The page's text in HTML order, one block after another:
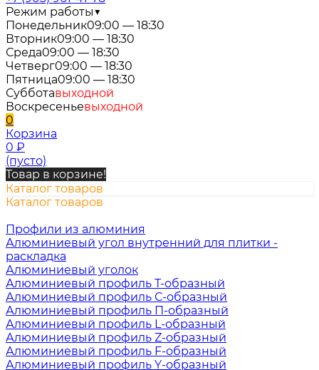
Режим работы▼
Понедельник09:00 — 18:30
Вторник09:00 — 18:30
Среда09:00 — 18:30
Четверг09:00 — 18:30
Пятница09:00 — 18:30
Субботавыходной
Воскресеньевыходной
0
Корзина
0 ₽
(пусто)
Товар в корзине!
Каталог товаров
Каталог товаров
Профили из алюминия
Алюминиевый угол внутренний для плитки -
раскладка
Алюминиевый уголок
Алюминиевый профиль Т-образный
Алюминиевый профиль С-образный
Алюминиевый профиль П-образный
Алюминиевый профиль L-образный
Алюминиевый профиль Z-образный
Алюминиевый профиль F-образный
Алюминиевый профиль Y-образный